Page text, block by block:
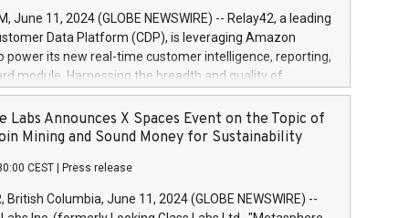
or email verdbrefamidlun@landsbankinn.is.
June 11, 2024 (GLOBE NEWSWIRE) -- Relay42, a leading
Data Platform (CDP), is leveraging Amazon
power its new real-time customer intelligence, reporting,
module. Harnessing the breadth and quality of
the new Insights module empowers marketing teams
customer behaviors and gain invaluable insights into
of their marketing programs across all online, offline,
beta version Key capabilities of the Relay42 Insights
Deep insights into customer behaviors: With the
module, marketers can ask unlimited questions about
Labs Announces X Spaces Event on the Topic of
Mining and Sound Money for Sustainability
CEST Press release
British Columbia, June 11, 2024 (GLOBE NEWSWIRE) --